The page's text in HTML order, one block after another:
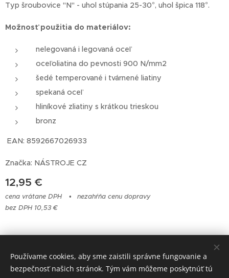
Typ šroubovice "N" - uhol stúpania 25-30°, uhol špica 118°.
Možnosťpoužitia do materiálov:
nelegovaná i legovaná oceľ
oceľoliatina do pevnosti 900 N/mm2
šedé temperované i tvárnené liatiny
spekaná oceľ
hliníkové zliatiny s krátkou trieskou
bronz
EAN: 8592667026933
Značka: NÁSTROJE CZ
12,95 €
cena vrátane DPH
nezahŕňa cenu dopravy
bez DPH 10,53 €
© 2023 Všetky práva vyhradené
Cookies
Používame cookies, aby sme zaistili správne fungovanie a
bezpečnosť našich stránok. Tým vám môžeme poskytnúť tú